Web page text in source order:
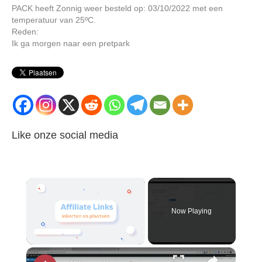
PACK heeft Zonnig weer besteld op: 03/10/2022 met een
temperatuur van 25ºC.
Reden:
Ik ga morgen naar een pretpark
Like onze social media
Unmute
Now Playing
×